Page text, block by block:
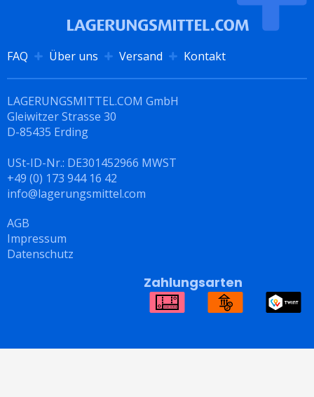
FAQ Über uns Versand Kontakt
LAGERUNGSMITTEL.COM GmbH
Gleiwitzer Strasse 30
D-85435 Erding
USt-ID-Nr.: DE301452966 MWST
+49 (0) 173 944 16 42
info@lagerungsmittel.com
AGB
Impressum
Datenschutz
Zahlungsarten